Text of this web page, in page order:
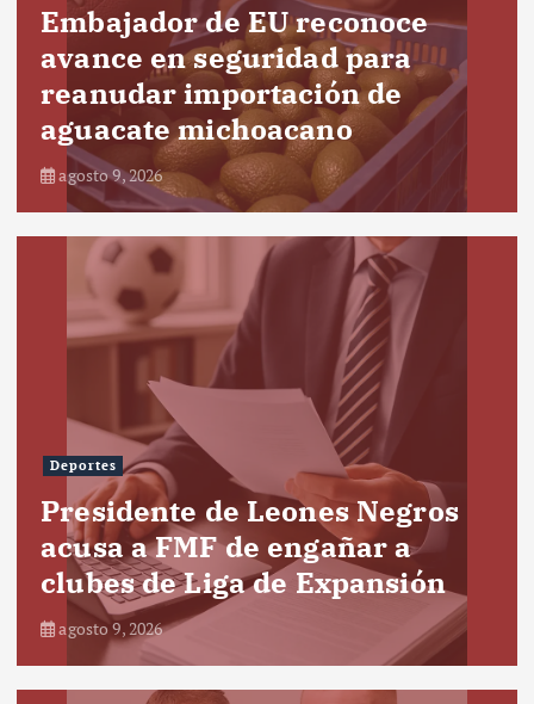
Embajador de EU reconoce
avance en seguridad para
reanudar importación de
aguacate michoacano
agosto 9, 2026
Deportes
Presidente de Leones Negros
acusa a FMF de engañar a
clubes de Liga de Expansión
agosto 9, 2026